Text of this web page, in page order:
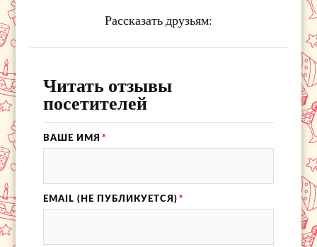
Рассказать друзьям:
Читать отзывы
посетителей
ВАШЕ ИМЯ *
EMAIL (НЕ ПУБЛИКУЕТСЯ) *